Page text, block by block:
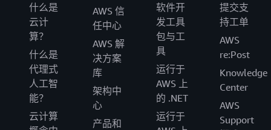
什么是
云计
算？
什么是
代理式
人工智
能？
云计算
AWS 信
任中心
AWS 解
决方案
库
架构中
心
产品和
软件开
发工具
包与工
具
运行于
AWS 上
的 .NET
运行于
提交支
持工单
AWS
re:Post
Knowledge
Center
AWS
Support